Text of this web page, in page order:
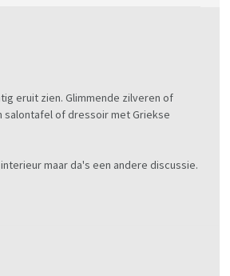
eruit zien. Glimmende zilveren of
salontafel of dressoir met Griekse
maar da's een andere discussie.